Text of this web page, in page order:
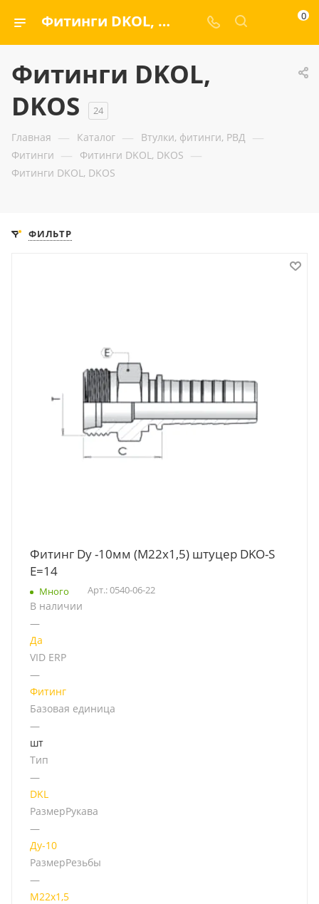
Фитинги DKOL, DKOS — ООО «ГИДРАМАКС» 0
Фитинги DKOL,
DKOS
24
Главная — Каталог — Втулки, фитинги, РВД —
Фитинги — Фитинги DKOL, DKOS —
Фитинги DKOL, DKOS
ФИЛЬТР
Фитинг Dу -10мм (М22х1,5) штуцер DKO-S
E=14
Много Арт.: 0540-06-22
В наличии
—
Да
VID ERP
—
Фитинг
Базовая единица
—
шт
Тип
—
DKL
РазмерРукава
—
Ду-10
РазмерРезьбы
—
М22х1,5